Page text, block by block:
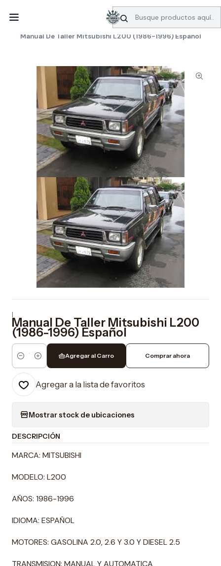
SERVICIO DE BÚSQUEDA DE INFORMACIÓN AUTOMOTRIZ
Manuales de taller Mitsubishi
Manual De Taller Mitsubishi L200 (1986-1996) Español
|
Manual De Taller Mitsubishi L200
(1986-1996) Español
Cantidad
Agregar al Carro Comprar ahora
Agregar a la lista de favoritos
Mostrar stock de ubicaciones
DESCRIPCIÓN
MARCA: MITSUBISHI
MODELO: L200
AÑOS: 1986-1996
IDIOMA: ESPAÑOL
MOTORES: GASOLINA 2.0, 2.6 Y 3.0 Y DIESEL 2.5